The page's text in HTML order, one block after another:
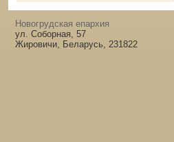
Новогрудская епархия
ул. Соборная, 57
Жировичи, Беларусь, 231822